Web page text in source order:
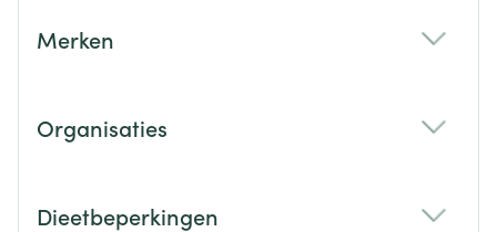
Merken
Organisaties
Dieetbeperkingen